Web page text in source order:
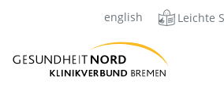
english Leichte